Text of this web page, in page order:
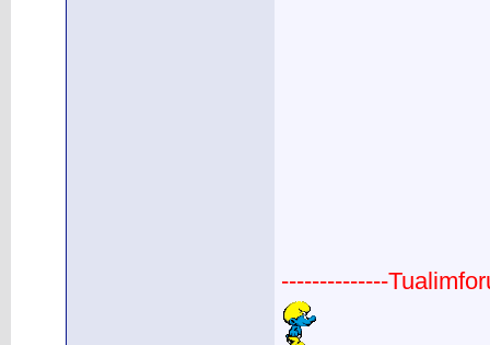
--------------